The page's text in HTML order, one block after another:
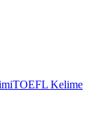
TOEFL Kelime